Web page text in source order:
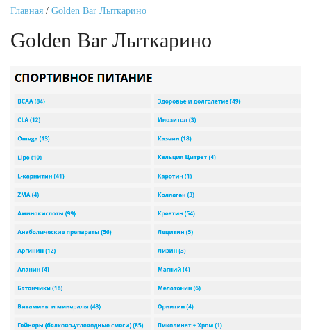
Главная / Golden Bar Лыткарино
Golden Bar Лыткарино